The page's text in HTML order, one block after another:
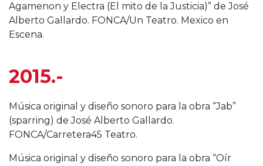
Agamenon y Electra (El mito de la Justicia)” de José
Alberto Gallardo. FONCA/Un Teatro. Mexico en
Escena.
2015.-
Música original y diseño sonoro para la obra “Jab”
(sparring) de José Alberto Gallardo.
FONCA/Carretera45 Teatro.
Música original y diseño sonoro para la obra “Oír